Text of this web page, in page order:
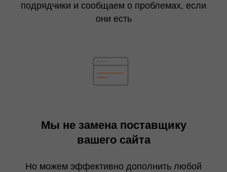
подрядчики и сообщаем о проблемах, если
они есть
Мы не замена поставщику
вашего сайта
Но можем эффективно дополнить любой